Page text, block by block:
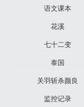
语文课本
花溪
七十二变
泰国
关羽斩杀颜良
监控记录